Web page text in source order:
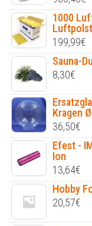
1000
199,99€
Sauna-
8,30€
Kragen
36,50€
Efest -
Ion
13,64€
Hobby
20,57€